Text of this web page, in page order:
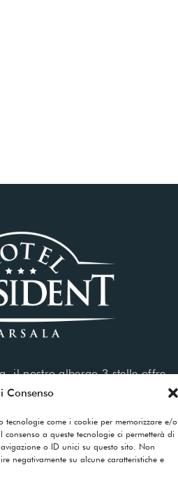
Consenso
tecnologie come i cookie per memorizzare e/o
a queste tecnologie ci permetterà di
o ID unici su questo sito. Non
negativamente su alcune caratteristiche e
il nostro albergo 3 stelle offre
sia per soggiorni di piacere